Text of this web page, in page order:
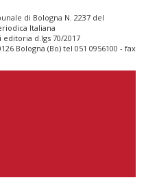
di Bologna N. 2237 del
Italiana
d.lgs 70/2017
Bologna (Bo) tel 051 0956100 - fax